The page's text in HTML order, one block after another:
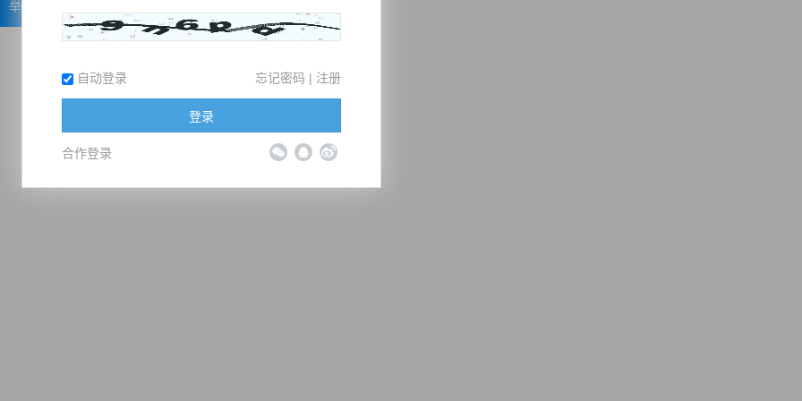
举报
自动登录 忘记密码 | 注册
登录
合作登录